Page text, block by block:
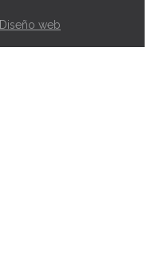
Diseño web